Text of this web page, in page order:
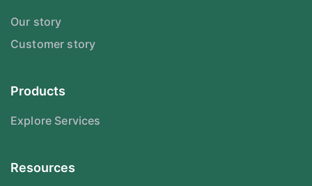
Our story
Customer story
Products
Explore Services
Resources